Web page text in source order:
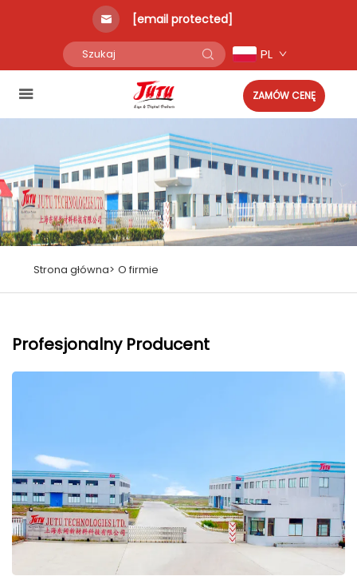
[email protected]
PL
ZAMÓW CENĘ
Strona główna> O firmie
Profesjonalny Producent